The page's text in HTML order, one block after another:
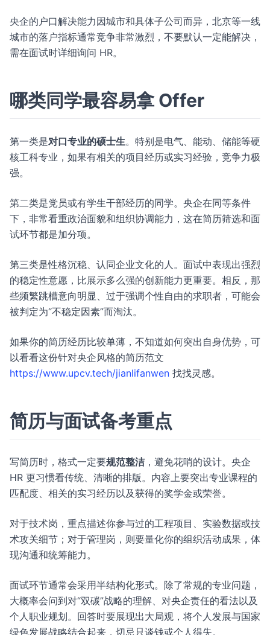
央企的户口解决能力因城市和具体子公司而异，北京等一线
城市的落户指标通常竞争非常激烈，不要默认一定能解决，
需在面试时详细询问 HR。
哪类同学最容易拿 Offer
第一类是对口专业的硕士生。特别是电气、能动、储能等硬
核工科专业，如果有相关的项目经历或实习经验，竞争力极
强。
第二类是党员或有学生干部经历的同学。央企在同等条件
下，非常看重政治面貌和组织协调能力，这在简历筛选和面
试环节都是加分项。
第三类是性格沉稳、认同企业文化的人。面试中表现出强烈
的稳定性意愿，比展示多么强的创新能力更重要。相反，那
些频繁跳槽意向明显、过于强调个性自由的求职者，可能会
被判定为“不稳定因素”而淘汰。
如果你的简历经历比较单薄，不知道如何突出自身优势，可
以看看这份针对央企风格的简历范文
https://www.upcv.tech/jianlifanwen 找找灵感。
简历与面试备考重点
写简历时，格式一定要规范整洁，避免花哨的设计。央企
HR 更习惯看传统、清晰的排版。内容上要突出专业课程的
匹配度、相关的实习经历以及获得的奖学金或荣誉。
对于技术岗，重点描述你参与过的工程项目、实验数据或技
术攻关细节；对于管理岗，则要量化你的组织活动成果，体
现沟通和统筹能力。
面试环节通常会采用半结构化形式。除了常规的专业问题，
大概率会问到对“双碳”战略的理解、对央企责任的看法以及
个人职业规划。回答时要展现出大局观，将个人发展与国家
绿色发展战略结合起来，切忌只谈钱或个人得失。